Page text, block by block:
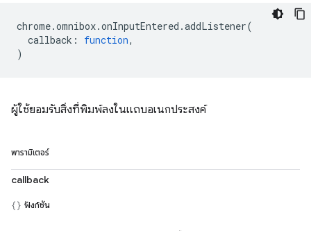
chrome.omnibox.onInputEntered .addListener(
callback : function,
)
ผู้ใช้ยอมรับสิ่งที่พิมพ์ลงในแถบอเนกประสงค์
พารามิเตอร์
callback
ฟังก์ชัน